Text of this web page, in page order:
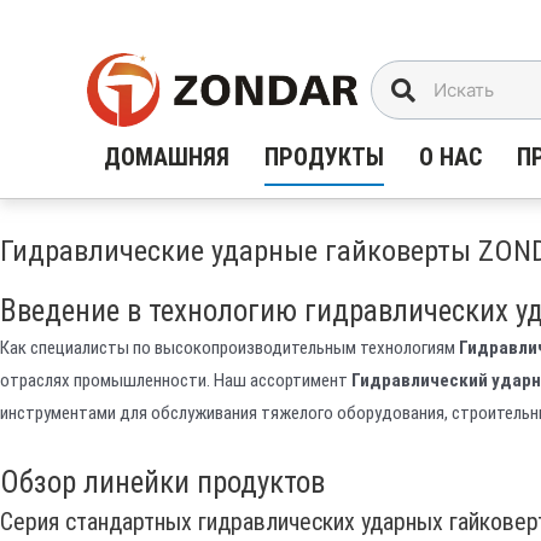
содержимому
ДОМАШНЯЯ ПРОДУКТЫ О НАС
Гидравлические ударные гайковерты
Введение в технологию гидравлических
Как специалисты по высокопроизводительным технологиям
отраслях промышленности. Наш ассортимент Гидравлический
инструментами для обслуживания тяжелого оборудования,
Обзор линейки продуктов
Серия стандартных гидравлических ударных